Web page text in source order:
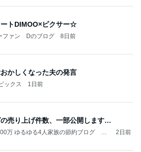
トDIMOO×ピクサー☆
ファン Dのブログ 8日前
かしくなった夫の発言
ックス 1日前
売り上げ件数、一部公開します…
万 ゆるゆる4人家族の節約ブログ 〜
2日前